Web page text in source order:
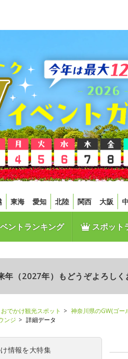
東海 愛知 北陸 関西 大阪
ントランキング スポット
（2027年）もどうぞよろしく
でかけ観光スポット
神奈川県のGW(ゴー
ンジ 詳細データ
情報を大特集